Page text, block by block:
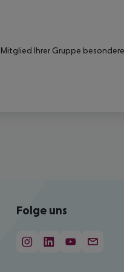
Ihrer Gruppe
Folge uns